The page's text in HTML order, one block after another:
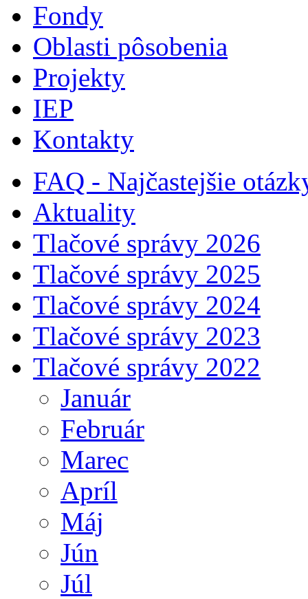
Fondy
Oblasti pôsobenia
Projekty
IEP
Kontakty
FAQ - Najčastejšie
Aktuality
Tlačové správy 2026
Tlačové správy 2025
Tlačové správy 2024
Tlačové správy 2023
Tlačové správy 2022
Január
Február
Marec
Apríl
Máj
Jún
Júl